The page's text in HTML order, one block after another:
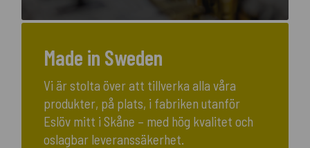
Made in Sweden
Vi är stolta över att tillverka alla våra
produkter, på plats, i fabriken utanför
Eslöv mitt i Skåne – med hög kvalitet och
oslagbar leveranssäkerhet.